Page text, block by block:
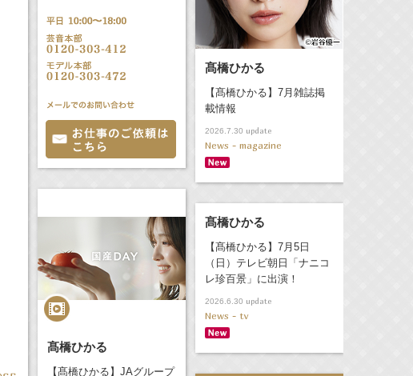
髙橋ひかる
【髙橋ひかる】7月雑誌掲
載情報
2026.7.30 update
News - magazine
髙橋ひかる
【髙橋ひかる】JAグループ
髙橋ひかる
【髙橋ひかる】7月5日
（日）テレビ朝日「ナニコ
レ珍百景」に出演！
2026.6.30 update
News - tv